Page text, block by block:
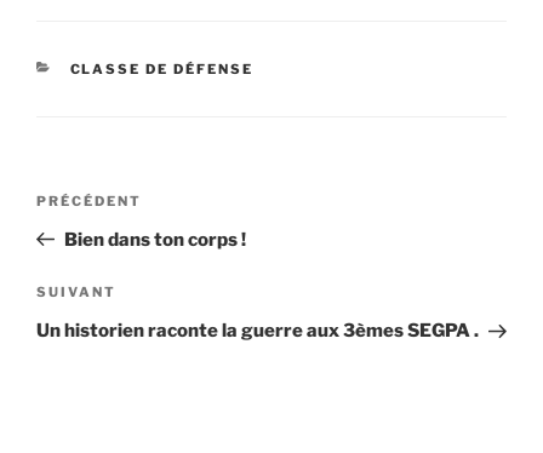
CATÉGORIES
CLASSE DE DÉFENSE
Navigation
l’article
Article
précédent
PRÉCÉDENT
Bien dans ton corps !
Article
suivant
SUIVANT
Un historien raconte la guerre aux 3èmes SEGPA .